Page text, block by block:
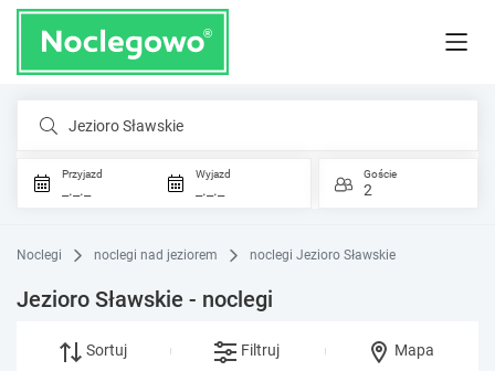
Jezioro Sławskie
Przyjazd
_._._
Wyjazd
_._._
Goście
2
Noclegi noclegi nad jeziorem noclegi Jezioro Sławskie
Jezioro Sławskie - noclegi
Sortuj Filtruj Mapa